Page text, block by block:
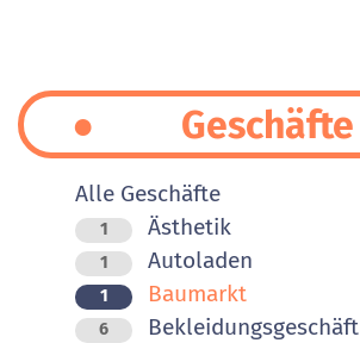
Geschäfte
Alle Geschäfte
1 Ästhetik
1 Autoladen
1 Baumarkt
6 Bekleidungsgeschäft